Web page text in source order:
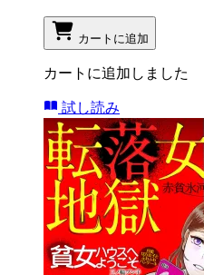
カートに追加
カートに追加しました
試し読み